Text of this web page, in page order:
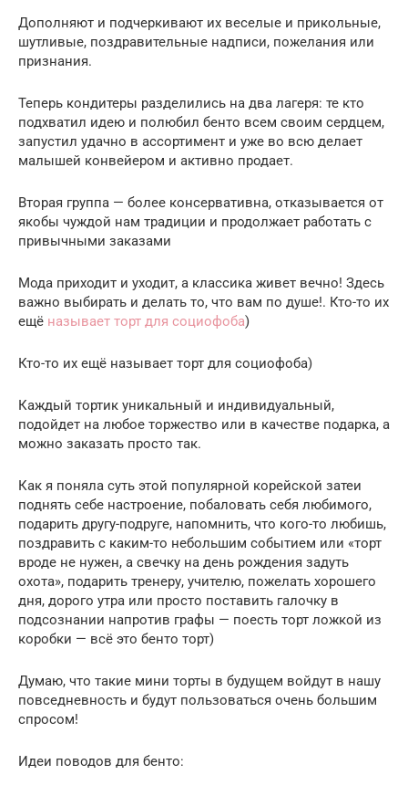
Дополняют и подчеркивают их веселые и прикольные,
шутливые, поздравительные надписи, пожелания или
признания.
Теперь кондитеры разделились на два лагеря: те кто
подхватил идею и полюбил бенто всем своим сердцем,
запустил удачно в ассортимент и уже во всю делает
малышей конвейером и активно продает.
Вторая группа — более консервативна, отказывается от
якобы чуждой нам традиции и продолжает работать с
привычными заказами
Мода приходит и уходит, а классика живет вечно! Здесь
важно выбирать и делать то, что вам по душе!. Кто-то их
ещё называет торт для социофоба)
Кто-то их ещё называет торт для социофоба)
Каждый тортик уникальный и индивидуальный,
подойдет на любое торжество или в качестве подарка, а
можно заказать просто так.
Как я поняла суть этой популярной корейской затеи
поднять себе настроение, побаловать себя любимого,
подарить другу-подруге, напомнить, что кого-то любишь,
поздравить с каким-то небольшим событием или «торт
вроде не нужен, а свечку на день рождения задуть
охота», подарить тренеру, учителю, пожелать хорошего
дня, дорого утра или просто поставить галочку в
подсознании напротив графы — поесть торт ложкой из
коробки — всё это бенто торт)
Думаю, что такие мини торты в будущем войдут в нашу
повседневность и будут пользоваться очень большим
спросом!
Идеи поводов для бенто: